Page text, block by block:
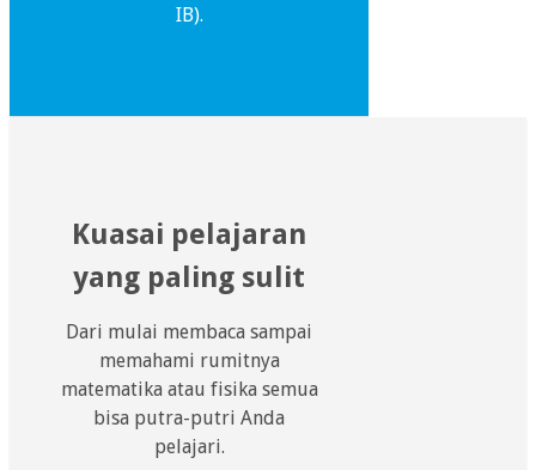
IB).
Kuasai pelajaran
yang paling sulit
Dari mulai membaca sampai
memahami rumitnya
matematika atau fisika semua
bisa putra-putri Anda
pelajari.